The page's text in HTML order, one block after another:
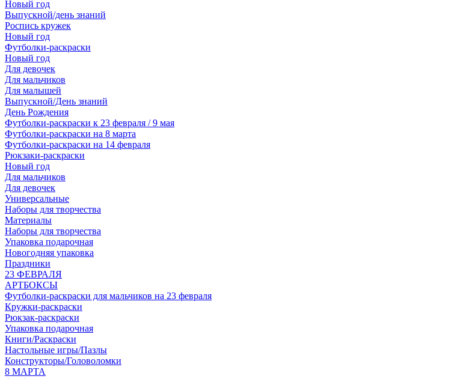
Новый год
Выпускной/день знаний
Роспись кружек
Новый год
Футболки-раскраски
Новый год
Для девочек
Для мальчиков
Для малышей
Выпускной/День знаний
День Рождения
Футболки-раскраски к 23 февраля / 9 мая
Футболки-раскраски на 8 марта
Футболки-раскраски на 14 февраля
Рюкзаки-раскраски
Новый год
Для мальчиков
Для девочек
Универсальные
Наборы для творчества
Материалы
Наборы для творчества
Упаковка подарочная
Новогодняя упаковка
Праздники
23 ФЕВРАЛЯ
АРТБОКСЫ
Футболки-раскраски для мальчиков на 23 февраля
Кружки-раскраски
Рюкзак-раскраски
Упаковка подарочная
Книги/Раскраски
Настольные игры/Пазлы
Конструкторы/Головоломки
8 МАРТА